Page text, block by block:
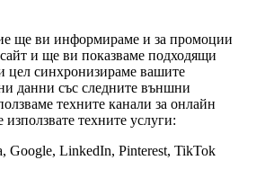
ще ви информираме и за промоции
и ще ви показваме подходящи
цел синхронизираме вашите
данни със следните външни
техните канали за онлайн
използвате техните услуги:
Google, LinkedIn, Pinterest, TikTok